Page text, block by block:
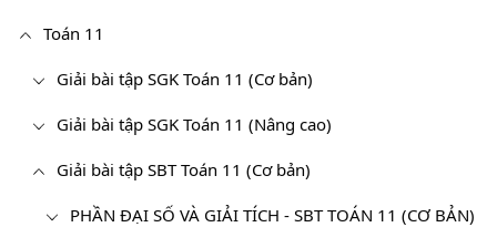
Toán 11
Giải bài tập SGK Toán 11 (Cơ bản)
Giải bài tập SGK Toán 11 (Nâng cao)
Giải bài tập SBT Toán 11 (Cơ bản)
PHẦN ĐẠI SỐ VÀ GIẢI TÍCH - SBT TOÁN 11 (CƠ BẢN)